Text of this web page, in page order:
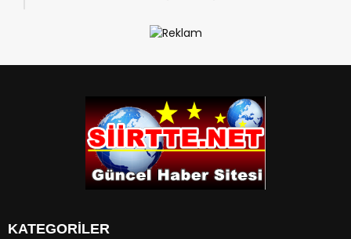
Anlamına Gelmez”
KATEGORİLER